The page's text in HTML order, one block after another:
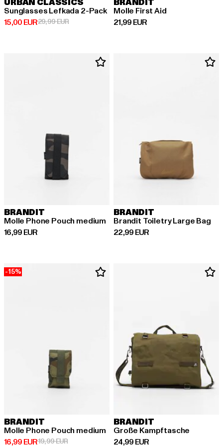
URBAN CLASSICS
Sunglasses Lefkada 2-Pack
15,00 EUR
Derzeitiger Preis: 15,00 EUR
29,99 EURAktionspreis: 29,99 EUR
BRANDIT
Molle First Aid
21,99 EUR
Derzeitiger Preis: 21,99 EUR
BRANDIT
Molle Phone Pouch medium
16,99 EUR
Derzeitiger Preis: 16,99 EUR
BRANDIT
Brandit Toiletry Large Bag
22,99 EUR
Derzeitiger Preis: 22,99 EUR
-15%
BRANDIT
Molle Phone Pouch medium
16,99 EUR
Derzeitiger Preis: 16,99 EUR
19,99 EURAktionspreis: 19,99 EUR
BRANDIT
Große Kampftasche
24,99 EUR
Derzeitiger Preis: 24,99 EUR